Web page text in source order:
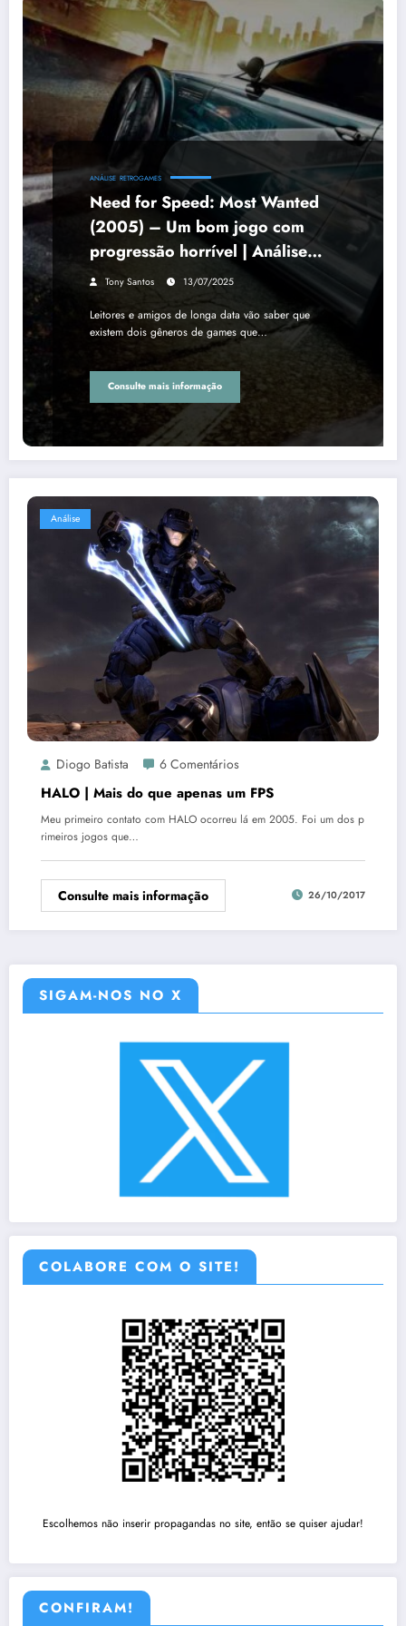
ANÁLISE RETROGAMES
Need for Speed: Most Wanted
(2005) – Um bom jogo com
progressão horrível | Análise
Retro
Tony Santos 13/07/2025
Leitores e amigos de longa data vão saber que
existem dois gêneros de games que…
Consulte mais informação
Análise
Diogo Batista 6 Comentários
HALO | Mais do que apenas um FPS
Meu primeiro contato com HALO ocorreu lá em 2005. Foi um dos p
rimeiros jogos que…
Consulte mais informação 26/10/2017
SIGAM-NOS NO X
COLABORE COM O SITE!
Escolhemos não inserir propagandas no site, então se quiser ajudar!
CONFIRAM!